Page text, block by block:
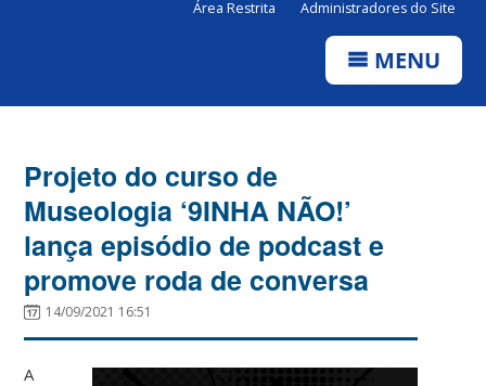
Área Restrita Administradores do Site
MENU
Projeto do curso de
Museologia ‘9INHA NÃO!’
lança episódio de podcast e
promove roda de conversa
14/09/2021 16:51
A